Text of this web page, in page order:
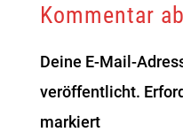
Kommentar
Deine E-Mail-
veröffentlicht.
markiert